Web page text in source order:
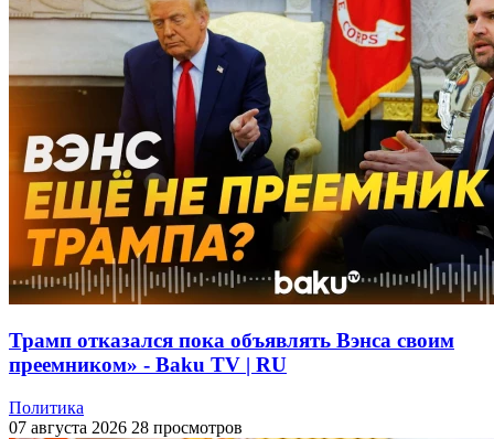
Трамп отказался пока объявлять Вэнса своим
преемником» - Baku TV | RU
Политика
07 августа 2026 28 просмотров